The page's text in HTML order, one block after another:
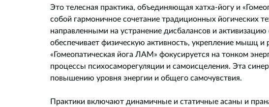
Это телесная практика, объединяющая хатха-йогу и
собой гармоничное сочетание традиционных йогических
направленными на устранение дисбалансов и
обеспечивает физическую активность, укрепление мышц и
«Гомеопатическая йога ЛАМ» фокусируется на тонком
процессы психосаморегуляции и самоисцеления. Эта
повышению уровня энергии и общего самочувствия.
Практики включают динамичные и статичные асаны и